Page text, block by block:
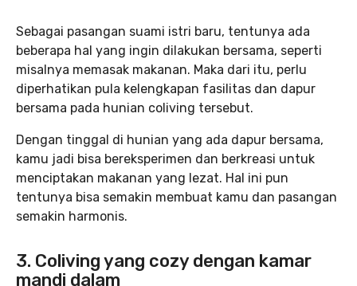
Sebagai pasangan suami istri baru, tentunya ada
beberapa hal yang ingin dilakukan bersama, seperti
misalnya memasak makanan. Maka dari itu, perlu
diperhatikan pula kelengkapan fasilitas dan dapur
bersama pada hunian coliving tersebut.
Dengan tinggal di hunian yang ada dapur bersama,
kamu jadi bisa bereksperimen dan berkreasi untuk
menciptakan makanan yang lezat. Hal ini pun
tentunya bisa semakin membuat kamu dan pasangan
semakin harmonis.
3. Coliving yang cozy dengan kamar
mandi dalam